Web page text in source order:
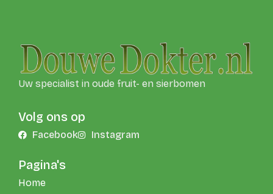
Pagina's
Home
Uw specialist in oude fruit- en sierbomen
Volg ons op
Facebook Instagram